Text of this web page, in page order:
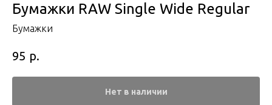
Бумажки RAW Single Wide Regular
Бумажки
95 р.
Нет в наличии